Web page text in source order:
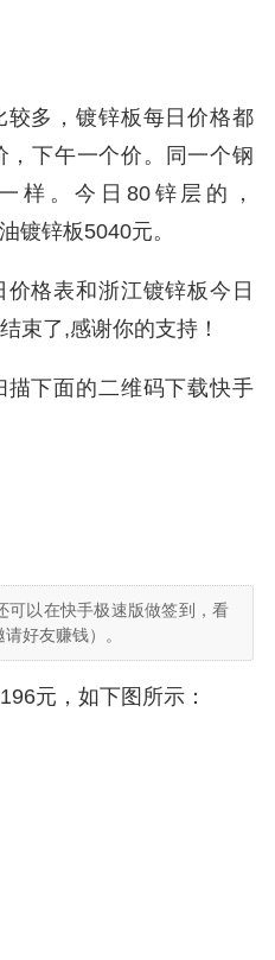
较多，镀锌板每日价格都
下午一个价。同一个钢
样。今日80锌层的，
镀锌板5040元。
格表和浙江镀锌板今日
束了,感谢你的支持！
下面的二维码下载快手
可以在快手极速版做签到，看
好友赚钱）。
元，如下图所示：